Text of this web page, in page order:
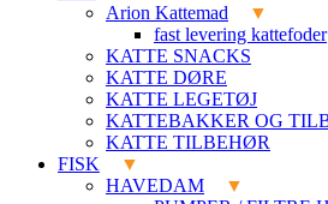
Arion Kattemad
fast levering kattefoder
KATTE SNACKS
KATTE DØRE
KATTE LEGETØJ
KATTEBAKKER OG
KATTE TILBEHØR
FISK
HAVEDAM